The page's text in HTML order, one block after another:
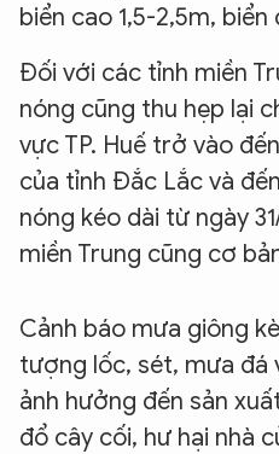
biển cao 1,5-2,5m, biển
Đối với các tỉnh miền
nóng cũng thu hẹp lại
vực TP. Huế trở vào
của tỉnh Đắc Lắc và
nóng kéo dài từ ngày
miền Trung cũng cơ
Cảnh báo mưa giông
tượng lốc, sét, mưa đá
ảnh hưởng đến sản
đổ cây cối, hư hại nhà